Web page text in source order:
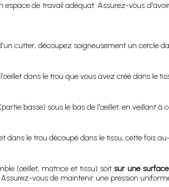
espace de travail adéquat. Assurez-vous
cutter, découpez soigneusement un cercle
dans le trou que vous avez créé dans le
basse) sous le bas de l'œillet, en veillant à
dans le trou découpé dans le tissu, cette fois
(œillet, matrice et tissu) soit sur une
vous de maintenir une pression